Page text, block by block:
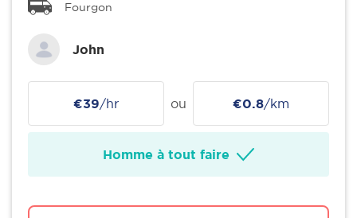
Fourgon
John
€39/hr ou €0.8/km
Homme à tout faire